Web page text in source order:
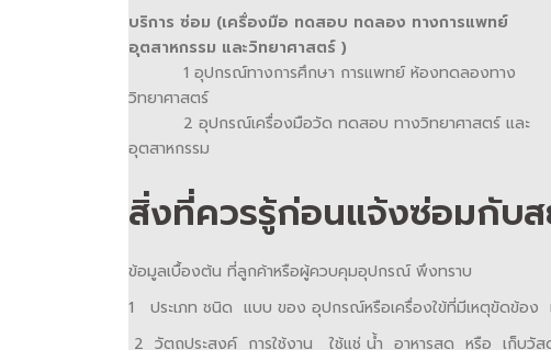
บริการ ซ่อม (เครื่องมือ ทดสอบ ทดลอง ทางการแพทย์
อุตสาหกรรม และวิทยาศาสตร์ )
1 อุปกรณ์ทางการศึกษา การแพทย์ ห้องทดลองทาง
วิทยาศาสตร์
2 อุปกรณ์เครื่องมือวัด ทดสอบ ทางวิทยาศาสตร์ และ
อุตสาหกรรม
สิ่งที่ควรรู้ก่อนแจ้งซ่อมกับ
ข้อมูลเบื้องต้น ที่ลูกค้าหรือผู้ควบคุมอุปกรณ์ พึงทราบ
1 ประเภท ชนิด แบบ ของ อุปกรณ์หรือเครื่องใข้ที่มีเหตุขัดข้อ
2 วัตถุประสงค์ การใช้งาน ใช้แช่ น้ำ อาหารสด หรือ เก็บวัส